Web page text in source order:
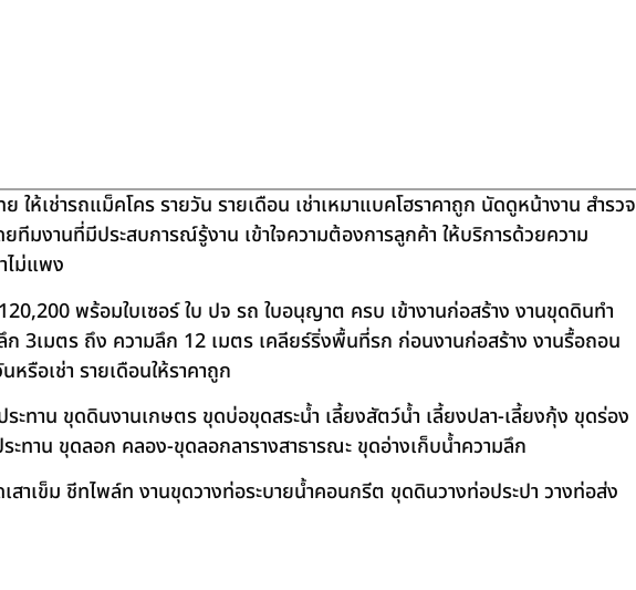
ห้เช่ารถแม็คโคร รายวัน รายเดือน เช่าเหมาแบคโฮราคาถูก นัดดูหน้างาน สำรวจ
ทีมงานที่มีประสบการณ์รู้งาน เข้าใจความต้องการลูกค้า ให้บริการด้วยความ
ไม่แพง
พร้อมใบเซอร์ ใบ ปจ รถ ใบอนุญาต ครบ เข้างานก่อสร้าง งานขุดดินทำ
ก 3เมตร ถึง ความลึก 12 เมตร เคลียร์ริ่งพื้นที่รก ก่อนงานก่อสร้าง งานรื้อถอน
รือเช่า รายเดือนให้ราคาถูก
ะทาน ขุดดินงานเกษตร ขุดบ่อขุดสระน้ำ เลี้ยงสัตว์น้ำ เลี้ยงปลา-เลี้ยงกุ้ง ขุดร่อง
ทาน ขุดลอก คลอง-ขุดลอกลารางสาธารณะ ขุดอ่างเก็บน้ำความลึก
าเข็ม ชีทไพล์ท งานขุดวางท่อระบายน้ำคอนกรีต ขุดดินวางท่อประปา วางท่อส่ง